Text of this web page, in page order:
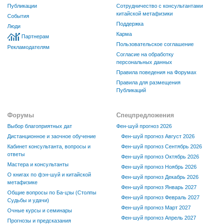
Публикации
События
Люди
Партнерам
Рекламодателям
Сотрудничество с консультантами
китайской метафизики
Поддержка
Карма
Пользовательское соглашение
Согласие на обработку
персональных данных
Правила поведения на Форумах
Правила для размещения
Публикаций
Форумы
Выбор благоприятных дат
Дистанционное и заочное обучение
Кабинет консультанта, вопросы и
ответы
Мастера и консультанты
О книгах по фэн-шуй и китайской
метафизике
Общие вопросы по Ба-цзы (Столпы
Судьбы и удачи)
Очные курсы и семинары
Прогнозы и предсказания
Спецпредложения
Фен-шуй прогноз 2026
Фен-шуй прогноз Август 2026
Фен-шуй прогноз Сентябрь 2026
Фен-шуй прогноз Октябрь 2026
Фен-шуй прогноз Ноябрь 2026
Фен-шуй прогноз Декабрь 2026
Фен-шуй прогноз Январь 2027
Фен-шуй прогноз Февраль 2027
Фен-шуй прогноз Март 2027
Фен-шуй прогноз Апрель 2027